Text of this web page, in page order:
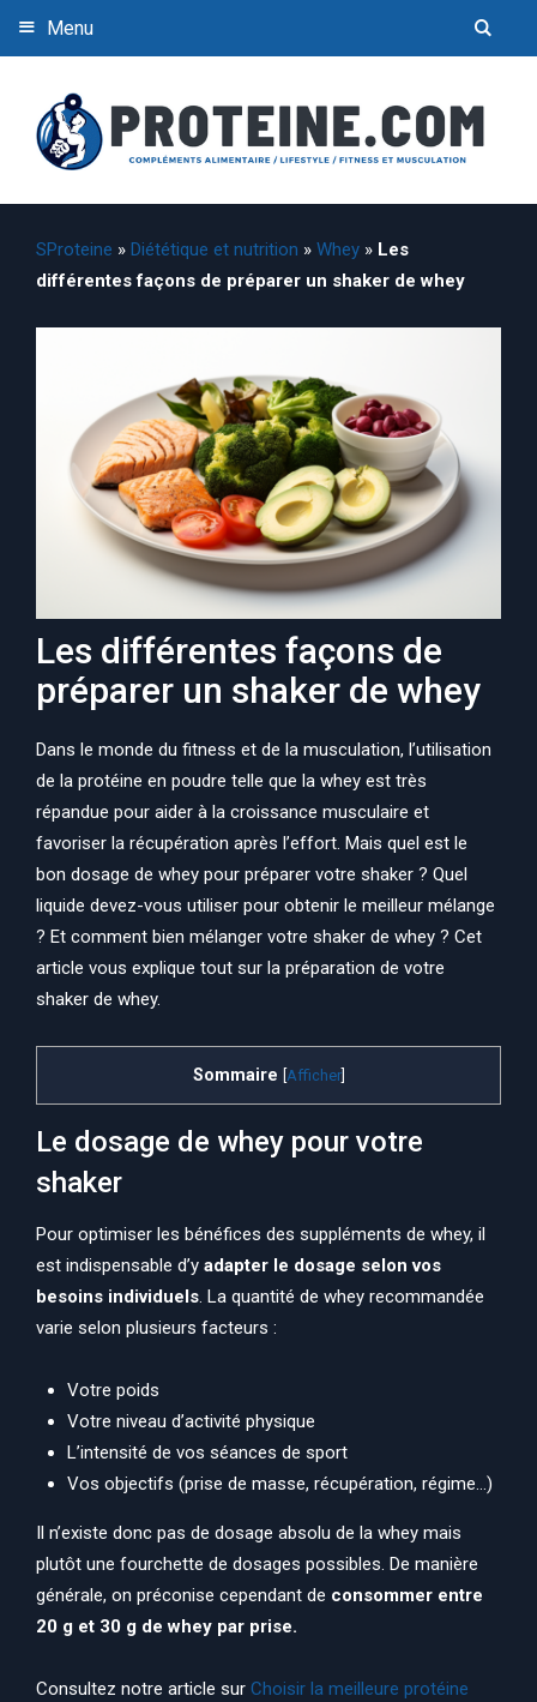
Menu
SProteine » Diététique et nutrition » Whey » Les
différentes façons de préparer un shaker de whey
Les différentes façons de
préparer un shaker de whey
Dans le monde du fitness et de la musculation, l’utilisation
de la protéine en poudre telle que la whey est très
répandue pour aider à la croissance musculaire et
favoriser la récupération après l’effort. Mais quel est le
bon dosage de whey pour préparer votre shaker ? Quel
liquide devez-vous utiliser pour obtenir le meilleur mélange
? Et comment bien mélanger votre shaker de whey ? Cet
article vous explique tout sur la préparation de votre
shaker de whey.
Sommaire [Afficher]
Le dosage de whey pour votre
shaker
Pour optimiser les bénéfices des suppléments de whey, il
est indispensable d’y adapter le dosage selon vos
besoins individuels. La quantité de whey recommandée
varie selon plusieurs facteurs :
Votre poids
Votre niveau d’activité physique
L’intensité de vos séances de sport
Vos objectifs (prise de masse, récupération, régime…)
Il n’existe donc pas de dosage absolu de la whey mais
plutôt une fourchette de dosages possibles. De manière
générale, on préconise cependant de consommer entre
20 g et 30 g de whey par prise.
Consultez notre article sur Choisir la meilleure protéine